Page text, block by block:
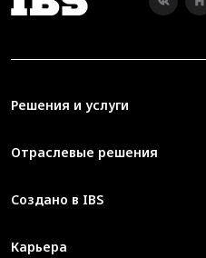
Решения и услуги
Отраслевые решения
Создано в IBS
Карьера